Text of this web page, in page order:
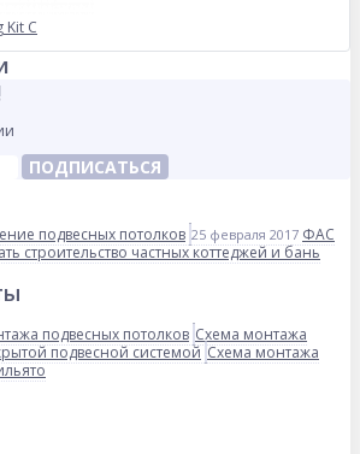
Kit C
ПОДПИСАТЬСЯ
подвесных потолков 25 февраля 2017 ФАС
строительство частных коттеджей и бань
подвесных потолков Схема монтажа
подвесной системой Схема монтажа